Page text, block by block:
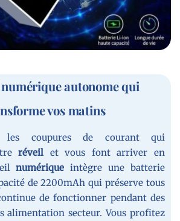
autonome qui
vos matins
les coupures de courant qui
réveil et vous font arriver en
numérique intègre une batterie
de 2200mAh qui préserve tous
de fonctionner pendant des
alimentation secteur. Vous profitez